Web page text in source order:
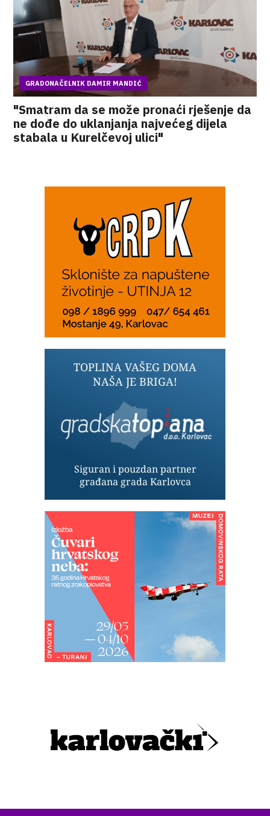
GRADONAČELNIK DAMIR MANDIĆ
"Smatram da se može pronaći rješenje da
ne dođe do uklanjanja najvećeg dijela
stabala u Kurelčevoj ulici"